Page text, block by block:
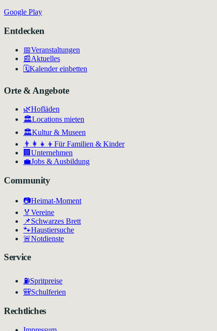
Google Play
Entdecken
📅Veranstaltungen
📰Aktuelles
🗓️Kalender einbetten
Orte & Angebote
🌿Hofläden
🏛️Locations mieten
🏛Kultur & Museen
👨‍👩‍👧‍👦 Für Familien & Kinder
🏢 Unternehmen
💼Jobs & Ausbildung
Community
📷Heimat-Moment
🏅 Vereine
📌Schwarzes Brett
🐾Haustiersuche
🚨Notdienste
Service
⛽Spritpreise
🎒Schulferien
Rechtliches